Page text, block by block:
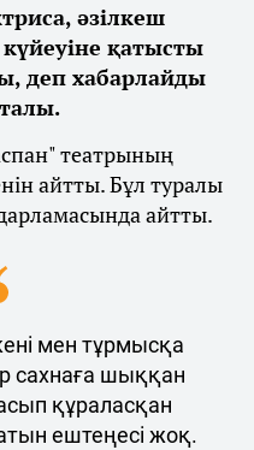
әзілкеш
қатысты
деп хабарлайды
театрының
айтты. Бұл туралы
айтты.
мен тұрмысқа
сахнаға шыққан
құраласқан
ештеңесі жоқ.